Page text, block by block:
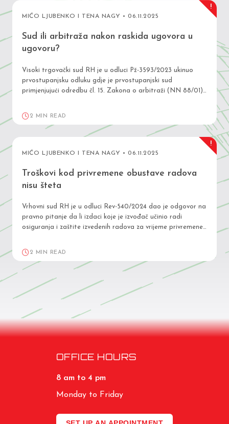
!
MIĆO LJUBENKO I TENA NAGY • 06.11.2025
Sud ili arbitraža nakon raskida ugovora u
ugovoru?
Visoki trgovački sud RH je u odluci Pž-3593/2023 ukinuo
prvostupanjsku odluku gdje je prvostupanjski sud
primjenjujući odredbu čl. 15. Zakona o arbitraži (NN 88/01)
činjenici što je ugovor u kojem se nalazi arbitražna klauzula,
raskinut. VTS suprotno tumačenju prvostupanjskog suda
smatra…
2 MIN READ
!
MIĆO LJUBENKO I TENA NAGY • 06.11.2025
Troškovi kod privremene obustave radova
nisu šteta
Vrhovni sud RH je u odluci Rev-540/2024 dao je odgovor na
pravno pitanje da li izdaci koje je izvođač učinio radi
osiguranja i zaštite izvedenih radova za vrijeme privremene
predstavljaju običnu štetu? Izdaci koje je izvođač učinio radi
osiguranja i zaštite izvedenih…
2 MIN READ
OFFICE HOURS
8 am to 4 pm
Monday to Friday